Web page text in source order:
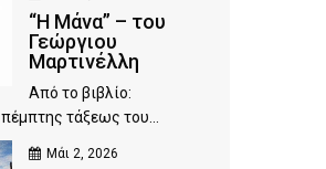
“Η Μάνα” – του
Γεώργιου
Μαρτινέλλη
Από το βιβλίο:
τάξεως του...
Μάι 2, 2026